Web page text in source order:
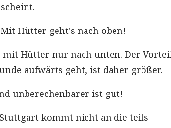
Hütter geht's nach oben!
mit Hütter nur nach unten. Der
aufwärts geht, ist daher größer.
unberechenbarer ist gut!
kommt nicht an die teils